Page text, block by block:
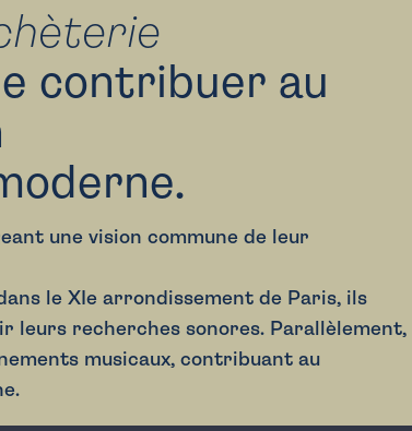
contribuer au
une vision commune de leur
le XIe arrondissement de Paris, ils
leurs recherches sonores. Parallèlement,
musicaux, contribuant au